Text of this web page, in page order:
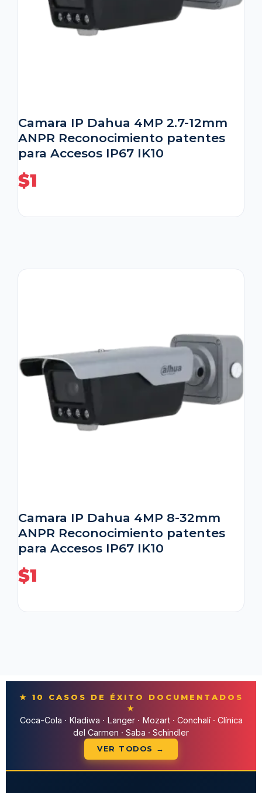
Camara IP Dahua 4MP 2.7-12mm
ANPR Reconocimiento patentes
para Accesos IP67 IK10
$1
Camara IP Dahua 4MP 8-32mm
ANPR Reconocimiento patentes
para Accesos IP67 IK10
$1
★ 10 CASOS DE ÉXITO DOCUMENTADOS
★
Coca-Cola · Kladiwa · Langer · Mozart · Conchalí · Clínica
del Carmen · Saba · Schindler
VER TODOS →